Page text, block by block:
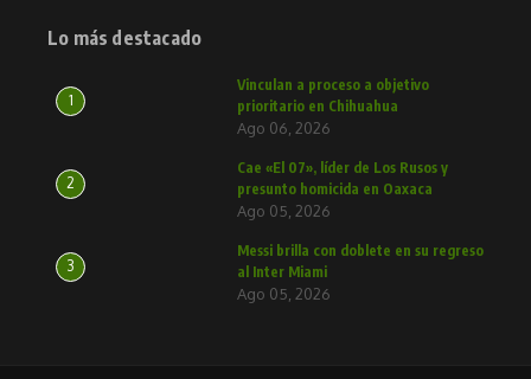
Lo más destacado
1
Vinculan a proceso a objetivo
prioritario en Chihuahua
Ago 06, 2026
2
Cae «El 07», líder de Los Rusos y
presunto homicida en Oaxaca
Ago 05, 2026
3
Messi brilla con doblete en su regreso
al Inter Miami
Ago 05, 2026